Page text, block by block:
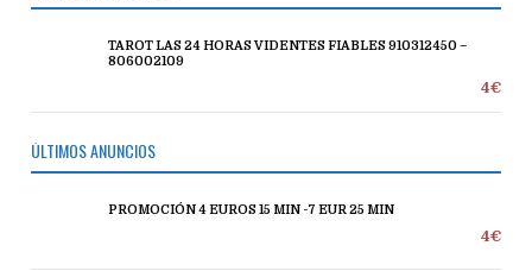
TAROT LAS 24 HORAS VIDENTES FIABLES 910312450 –
806002109
4€
ÚLTIMOS ANUNCIOS
PROMOCIÓN 4 EUROS 15 MIN -7 EUR 25 MIN
4€